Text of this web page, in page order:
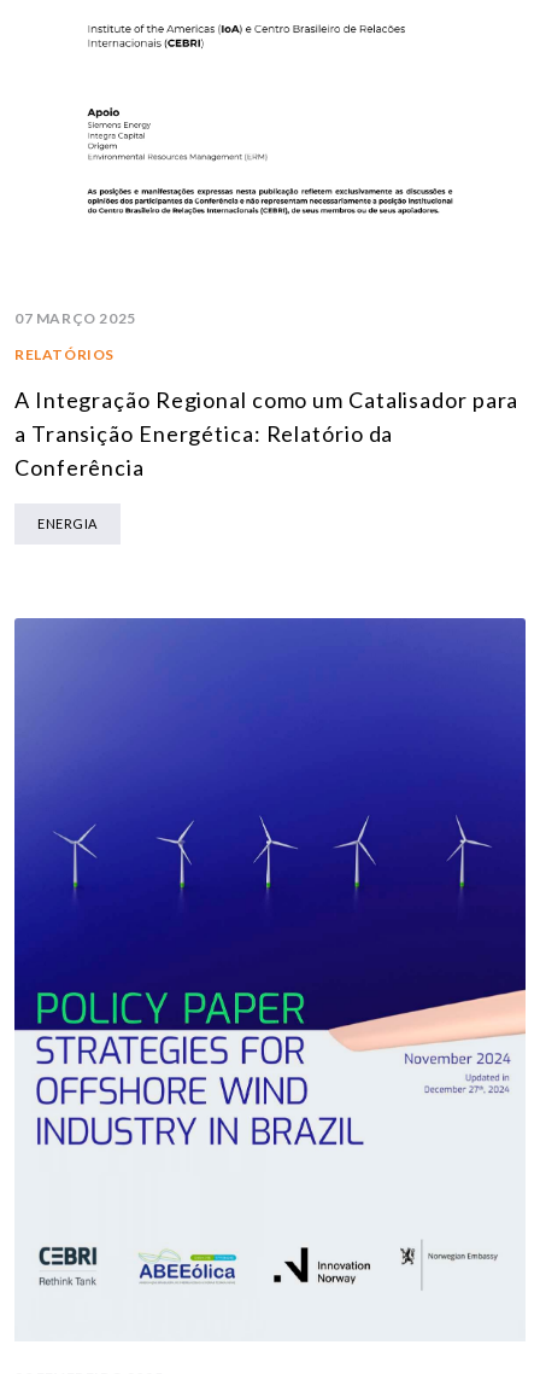
07 MARÇO 2025
RELATÓRIOS
A Integração Regional como um Catalisador para
a Transição Energética: Relatório da
Conferência
ENERGIA